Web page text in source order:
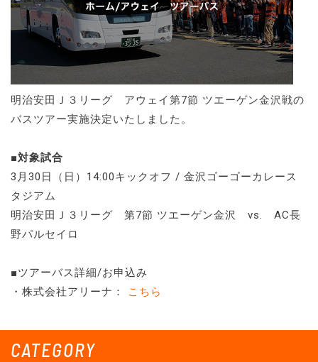
CATEGORY
明治安田Ｊ３リーグ アウェイ第7節 ツエーゲン金沢戦の
バスツアー実施決定いたしました。
■対象試合
3月30日（日）14:00キックオフ / 金沢ゴーゴーカレース
タジアム
明治安田Ｊ３リーグ 第7節 ツエーゲン金沢 vs. AC長
野パルセイロ
■ツアーバス詳細/お申込み
・株式会社アリーナ：
こちら